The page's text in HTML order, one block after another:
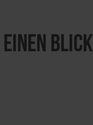
Blick